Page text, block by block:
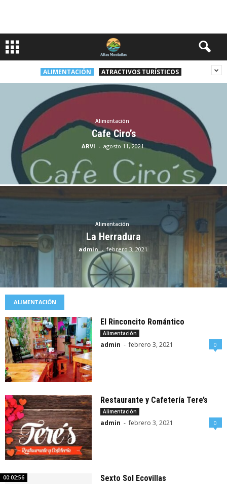
ALIMENTACIÓN ATRACTIVOS TURÍSTICOS
Alimentación
Cafe Ciro’s
ARVI - agosto 11, 2021
Alimentación
La Herradura
admin - febrero 3, 2021
ALIMENTACIÓN
El Rinconcito Romántico
Alimentación
admin - febrero 3, 2021 0
Restaurante y Cafetería Tere’s
Alimentación
admin - febrero 3, 2021 0
00:02:56 Sexto Sol Ecovillas